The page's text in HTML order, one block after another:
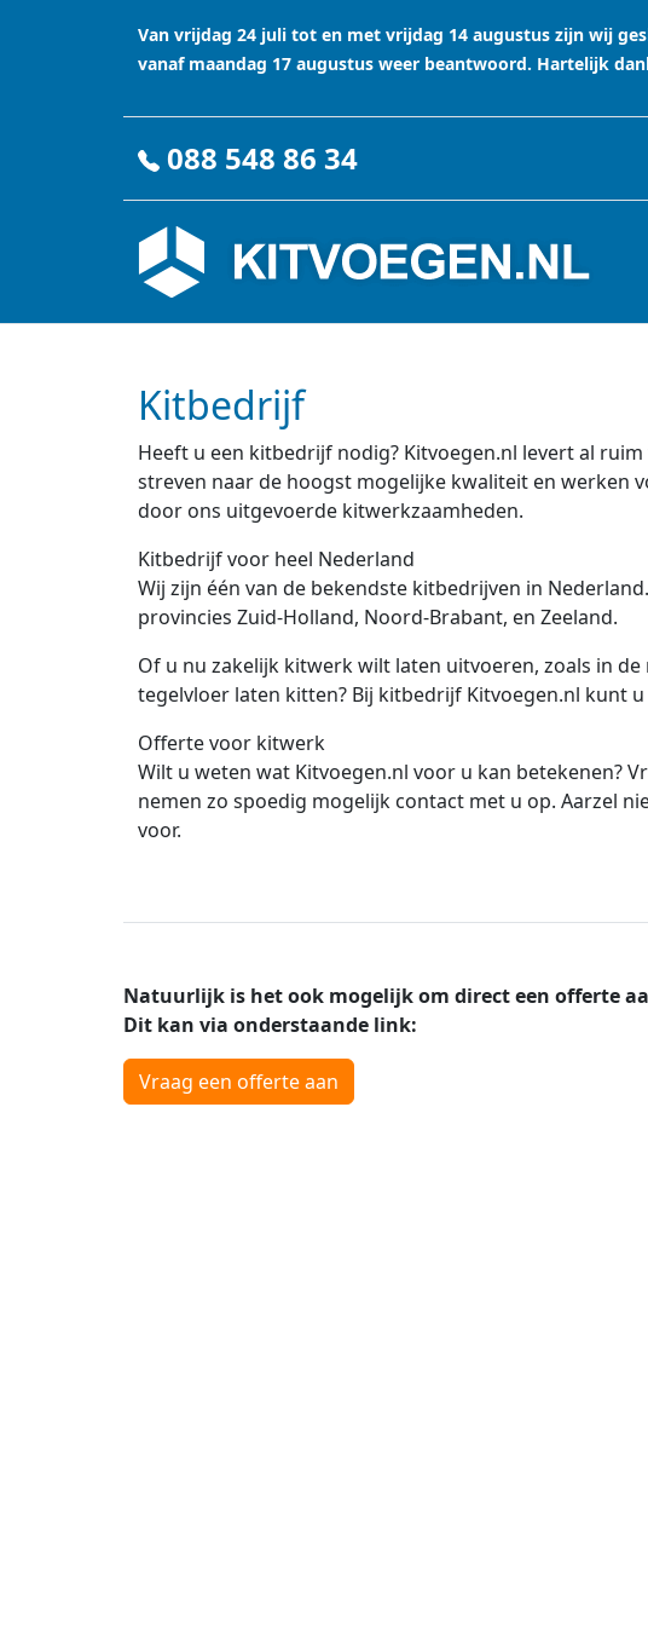
Van vrijdag 24 juli tot en met vrijdag 14 augustus zijn wij
vanaf maandag 17 augustus weer beantwoord. Hartelijk
088 548 86 34
Kitbedrijf
Heeft u een kitbedrijf nodig? Kitvoegen.nl levert al
streven naar de hoogst mogelijke kwaliteit en werken
door ons uitgevoerde kitwerkzaamheden.
Kitbedrijf voor heel Nederland
Wij zijn één van de bekendste kitbedrijven in
provincies Zuid-Holland, Noord-Brabant, en Zeeland.
Of u nu zakelijk kitwerk wilt laten uitvoeren, zoals in
tegelvloer laten kitten? Bij kitbedrijf Kitvoegen.nl kunt
Offerte voor kitwerk
Wilt u weten wat Kitvoegen.nl voor u kan betekenen?
nemen zo spoedig mogelijk contact met u op. Aarzel
voor.
Natuurlijk is het ook mogelijk om direct een offerte
Dit kan via onderstaande link:
Vraag een offerte aan